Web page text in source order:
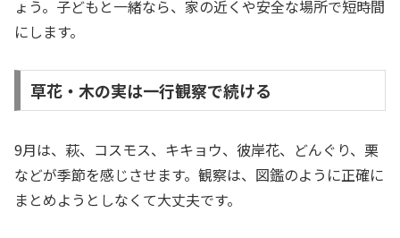
ょう。子どもと一緒なら、家の近くや安全な場所で短時間
にします。
草花・木の実は一行観察で続ける
9月は、萩、コスモス、キキョウ、彼岸花、どんぐり、栗
などが季節を感じさせます。観察は、図鑑のように正確に
まとめようとしなくて大丈夫です。